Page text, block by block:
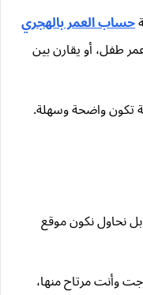
حساب العمر بالهجري
طفل، أو يقارن بين
تكون واضحة وسهلة.
نحاول نكون موقع
وأنت مرتاح منها،